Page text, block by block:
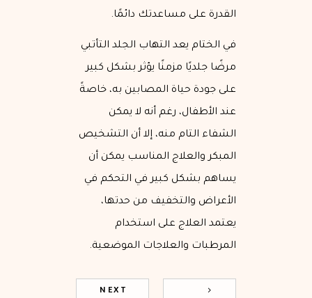
القدرة على مساعدتك دائمًا.
في الختام يعد التهاب الجلد التأتبي
مرضًا جلديًا مزمنًا يؤثر بشكل كبير
على جودة حياة المصابين به، خاصةً
عند الأطفال، رغم أنه لا يمكن
الشفاء التام منه، إلا أن التشخيص
المبكر والعلاج المناسب يمكن أن
يساهم بشكل كبير في التحكم في
الأعراض والتخفيف من حدتها،
يعتمد العلاج على استخدام
المرطبات والعلاجات الموضعية.
NEXT